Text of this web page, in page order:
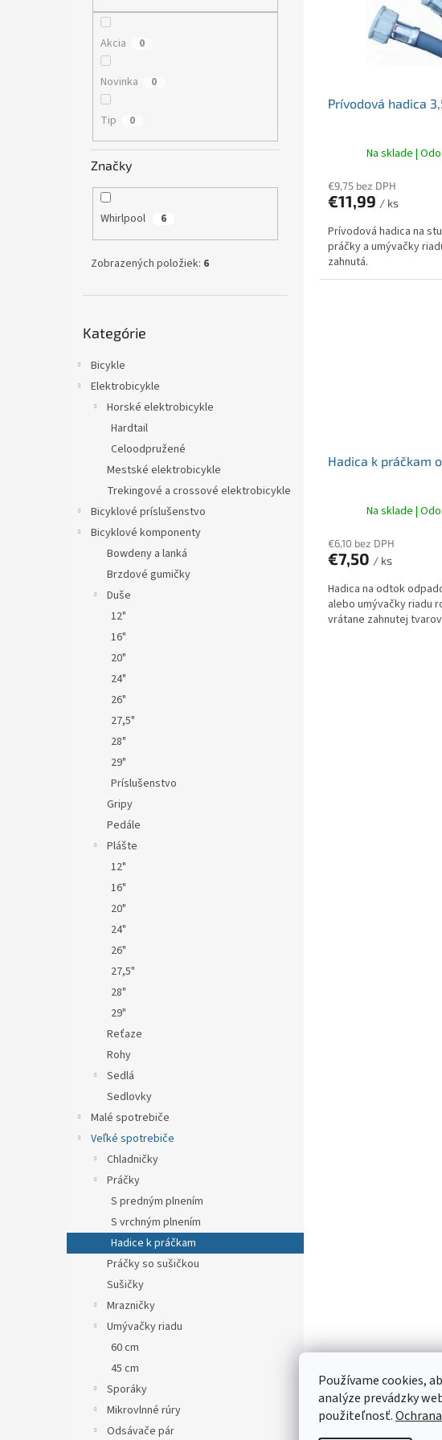
Používame cookies,
analýze prevádzky
použiteľnosť.
Akcia 0
Novinka 0
Tip 0
Značky
Whirlpool 6
Zobrazených položiek: 6
kategórie
Kategórie
Bicykle
Elektrobicykle
Horské elektrobicykle
Hardtail
Celoodpružené
Mestské elektrobicykle
Trekingové a crossové elektrobicykle
Bicyklové príslušenstvo
Bicyklové komponenty
Bowdeny a lanká
Brzdové gumičky
Duše
12"
16"
20"
24"
26"
27,5"
28"
29"
Príslušenstvo
Gripy
Pedále
Plášte
12"
16"
20"
24"
26"
27,5"
28"
29"
Reťaze
Rohy
Sedlá
Sedlovky
Malé spotrebiče
Veľké spotrebiče
Chladničky
Práčky
S predným plnením
S vrchným plnením
Hadice k práčkam
Práčky so sušičkou
Sušičky
Mrazničky
Umývačky riadu
60 cm
45 cm
Sporáky
Mikrovlnné rúry
Odsávače pár
Prívodová hadica
Na sklade |
€9,75 bez DPH
€11,99 / ks
Prívodová hadica na
práčky a umývačky
zahnutá.
Hadica k práčkam
Na sklade |
€6,10 bez DPH
€7,50 / ks
Hadica na odtok
alebo umývačky riadu
vrátane zahnutej